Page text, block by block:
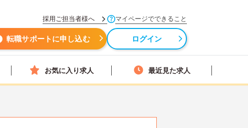
採用ご担当者様へ マイページでできること
転職サポートに申し込む ログイン
お気に入り求人 最近見た求人